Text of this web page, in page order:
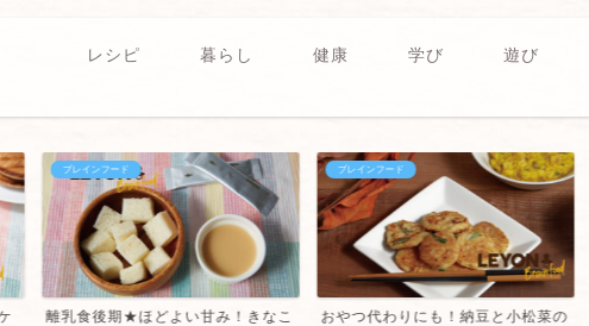
レシピ 暮らし 健康 学び 遊び
ブレインフード
離乳食後期★ほどよい甘み！きなこ
ブレインフード
おやつ代わりにも！納豆と小松菜の